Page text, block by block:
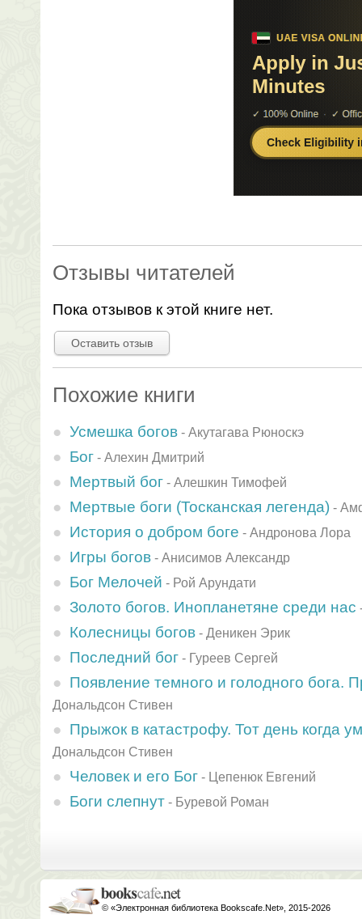
Отзывы читателей
Пока отзывов к этой книге нет.
Оставить отзыв
Похожие книги
Усмешка богов - Акутагава Рюноскэ
Бог - Алехин Дмитрий
Меpтвый бог - Алешкин Тимофей
Мертвые боги (Тосканская легенда) -
История о добром боге - Андронова Лора
Игры богов - Анисимов Александр
Бог Мелочей - Рой Арундати
Золото богов. Инопланетяне среди нас
Колесницы богов - Деникен Эрик
Последний бог - Гуреев Сергей
Появление темного и голодного бога.
Дональдсон Стивен
Прыжок в катастрофу. Тот день когда
Дональдсон Стивен
Человек и его Бог - Цепенюк Евгений
Боги слепнут - Буревой Роман
© «Электронная библиотека Bookscafe.Net», 2015-2026